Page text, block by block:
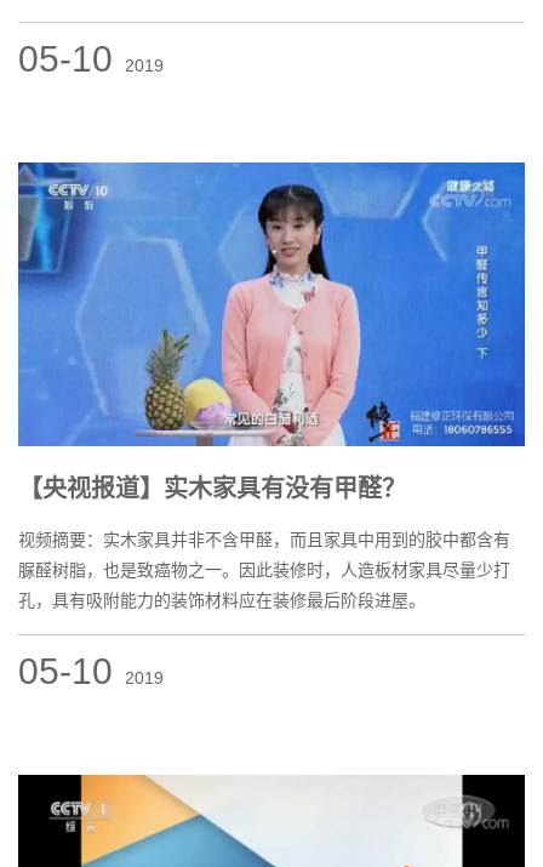
05-10 2019
【央视报道】实木家具有没有甲醛？
视频摘要：实木家具并非不含甲醛，而且家具中用到的胶中都含有
脲醛树脂，也是致癌物之一。因此装修时，人造板材家具尽量少打
孔，具有吸附能力的装饰材料应在装修最后阶段进屋。
05-10 2019